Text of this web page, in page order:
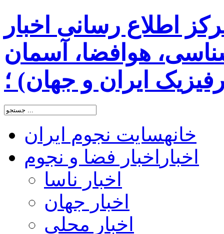
اطلاع رسانی اخبار
هوافضا، آسمان
ایران و جهان) ؛
خانهسایت نجوم ایران
اخبار اخبار فضا و نجوم
اخبار ناسا
اخبار جهان
اخبار محلی